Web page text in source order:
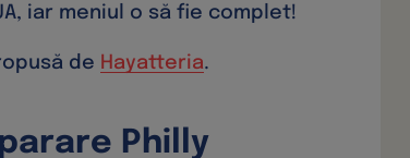
iar meniul o să fie complet!
de Hayatteria.
Philly